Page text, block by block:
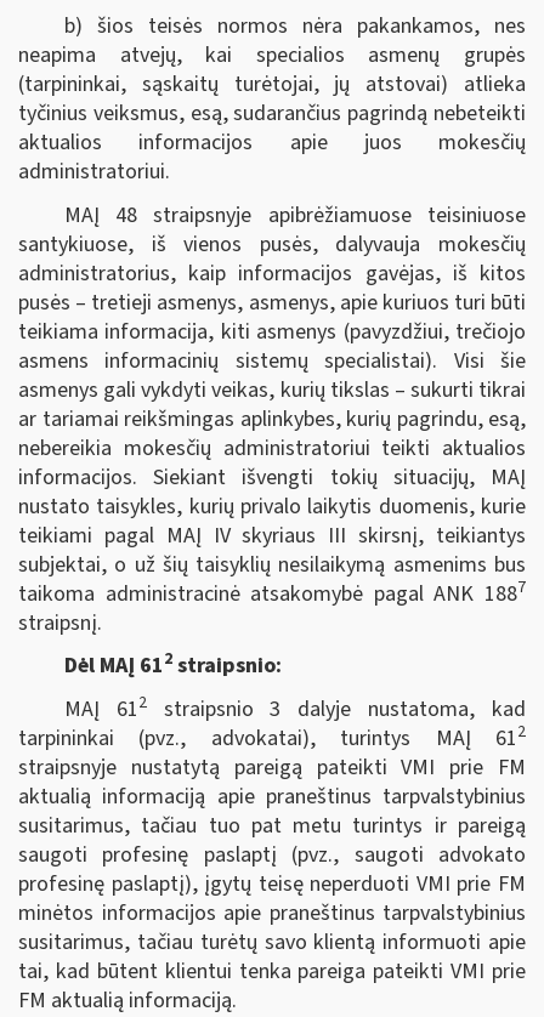
b) šios teisės normos nėra pakankamos, nes
neapima atvejų, kai specialios asmenų grupės
(tarpininkai, sąskaitų turėtojai, jų atstovai) atlieka
tyčinius veiksmus, esą, sudarančius pagrindą nebeteikti
aktualios informacijos apie juos mokesčių
administratoriui.
MAĮ 48 straipsnyje apibrėžiamuose teisiniuose
santykiuose, iš vienos pusės, dalyvauja mokesčių
administratorius, kaip informacijos gavėjas, iš kitos
pusės – tretieji asmenys, asmenys, apie kuriuos turi būti
teikiama informacija, kiti asmenys (pavyzdžiui, trečiojo
asmens informacinių sistemų specialistai). Visi šie
asmenys gali vykdyti veikas, kurių tikslas – sukurti tikrai
ar tariamai reikšmingas aplinkybes, kurių pagrindu, esą,
nebereikia mokesčių administratoriui teikti aktualios
informacijos. Siekiant išvengti tokių situacijų, MAĮ
nustato taisykles, kurių privalo laikytis duomenis, kurie
teikiami pagal MAĮ IV skyriaus III skirsnį, teikiantys
subjektai, o už šių taisyklių nesilaikymą asmenims bus
taikoma administracinė atsakomybė pagal ANK 1887
straipsnį.
Dėl MAĮ 612straipsnio:
MAĮ 612straipsnio 3 dalyje nustatoma, kad
tarpininkai (pvz., advokatai), turintys MAĮ 612
straipsnyje nustatytą pareigą pateikti VMI prie FM
aktualią informaciją apie praneštinus tarpvalstybinius
susitarimus, tačiau tuo pat metu turintys ir pareigą
saugoti profesinę paslaptį (pvz., saugoti advokato
profesinę paslaptį), įgytų teisę neperduoti VMI prie FM
minėtos informacijos apie praneštinus tarpvalstybinius
susitarimus, tačiau turėtų savo klientą informuoti apie
tai, kad būtent klientui tenka pareiga pateikti VMI prie
FM aktualią informaciją.